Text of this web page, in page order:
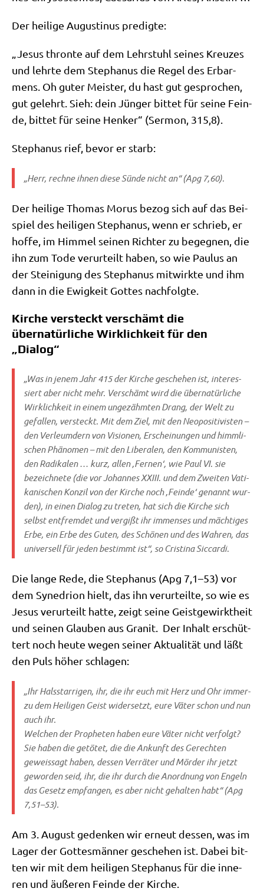
Der hei­li­ge Augu­sti­nus predigte:
„Jesus thron­te auf dem Lehr­stuhl sei­nes Kreu­zes
und lehr­te dem Ste­pha­nus die Regel des Erbar­
mens. Oh guter Mei­ster, du hast gut gespro­chen,
gut gelehrt. Sieh: dein Jün­ger bit­tet für sei­ne Fein­
de, bit­tet für sei­ne Hen­ker“ (Ser­mon, 315,8).
Ste­pha­nus rief, bevor er starb:
„Herr, rech­ne ihnen die­se Sün­de nicht an“ (Apg 7,60).
Der hei­li­ge Tho­mas Morus bezog sich auf das Bei­
spiel des hei­li­gen Ste­pha­nus, wenn er schrieb, er
hof­fe, im Him­mel sei­nen Rich­ter zu begeg­nen, die
ihn zum Tode ver­ur­teilt haben, so wie Pau­lus an
der Stei­ni­gung des Ste­pha­nus mit­wirk­te und ihm
dann in die Ewig­keit Got­tes nachfolgte.
Kirche versteckt verschämt die
übernatürliche Wirklichkeit für den
„Dialog“
„Was in jenem Jahr 415 der Kir­che gesche­hen ist, inter­es­
siert aber nicht mehr. Ver­schämt wird die über­na­tür­li­che
Wirk­lich­keit in einem unge­zähm­ten Drang, der Welt zu
gefal­len, ver­steckt. Mit dem Ziel, mit den Neo­po­si­ti­vi­sten –
den Ver­leum­dern von Visio­nen, Erschei­nun­gen und himm­li­
schen Phä­no­men – mit den Libe­ra­len, den Kom­mu­ni­sten,
den Radi­ka­len … kurz, allen ‚Fer­nen‘, wie Paul VI. sie
bezeich­ne­te (die vor Johan­nes XXIII. und dem Zwei­ten Vati­
ka­ni­schen Kon­zil von der Kir­che noch ‚Fein­de‘ genannt wur­
den), in einen Dia­log zu tre­ten, hat sich die Kir­che sich
selbst ent­frem­det und ver­gißt ihr immenses und mäch­ti­ges
Erbe, ein Erbe des Guten, des Schö­nen und des Wah­ren, das
uni­ver­sell für jeden bestimmt ist“, so Cri­sti­na Siccardi.
Die lan­ge Rede, die Ste­pha­nus (Apg 7,1–53) vor
dem Syn­e­dri­on hielt, das ihn ver­ur­teil­te, so wie es
Jesus ver­ur­teilt hat­te, zeigt sei­ne Geist­ge­wirkt­heit
und sei­nen Glau­ben aus Gra­nit. Der Inhalt erschüt­
tert noch heu­te wegen sei­ner Aktua­li­tät und läßt
den Puls höher schlagen:
„Ihr Hals­star­ri­gen, ihr, die ihr euch mit Herz und Ohr immer­
zu dem Hei­li­gen Geist wider­setzt, eure Väter schon und nun
auch ihr.
Wel­chen der Pro­phe­ten haben eure Väter nicht ver­folgt?
Sie haben die getö­tet, die die Ankunft des Gerech­ten
geweis­sagt haben, des­sen Ver­rä­ter und Mör­der ihr jetzt
gewor­den seid, ihr, die ihr durch die Anord­nung von Engeln
das Gesetz emp­fan­gen, es aber nicht gehal­ten habt“ (Apg
7,51–53).
Am 3. August geden­ken wir erneut des­sen, was im
Lager der Got­tes­män­ner gesche­hen ist. Dabei bit­
ten wir mit dem hei­li­gen Ste­pha­nus für die inne­
ren und äuße­ren Fein­de der Kirche.